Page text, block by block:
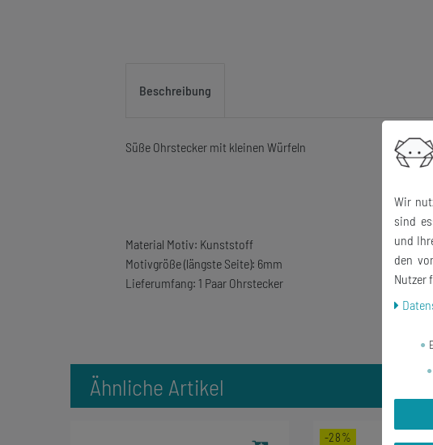
Beschreibung
Süße Ohrstecker mit kleinen Würfeln
Material Motiv: Kunststoff
Motivgröße (längste Seite): 6mm
Lieferumfang: 1 Paar Ohrstecker
Ähnliche Artikel
-28%
Wir
sind
und
den
Nutzer